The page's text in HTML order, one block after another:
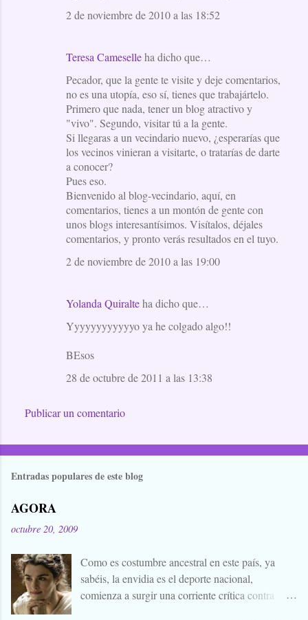
2 de noviembre de 2010 a las 18:52
Teresa Cameselleha dicho que…
Pecador, que la gente te visite y deje comentarios,
no es una utopía, eso sí, tienes que trabajártelo.
Primero que nada, tener un blog atractivo y
"vivo". Segundo, visitar tú a la gente.
Si llegaras a un vecindario nuevo, ¿esperarías que
los vecinos vinieran a visitarte, o tratarías de darte
a conocer?
Pues eso.
Bienvenido al blog-vecindario, aquí, en
comentarios, tienes a un montón de gente con
unos blogs interesantísimos. Visítalos, déjales
comentarios, y pronto verás resultados en el tuyo.
2 de noviembre de 2010 a las 19:00
Yolanda Quiralteha dicho que…
Yyyyyyyyyyyyo ya he colgado algo!!
BEsos
28 de octubre de 2011 a las 13:38
Publicar un comentario
Entradas populares de este blog
AGORA
octubre 20, 2009
Como es costumbre ancestral en este país, ya
sabéis, la envidia es el deporte nacional,
comienza a surgir una corriente crítica contra